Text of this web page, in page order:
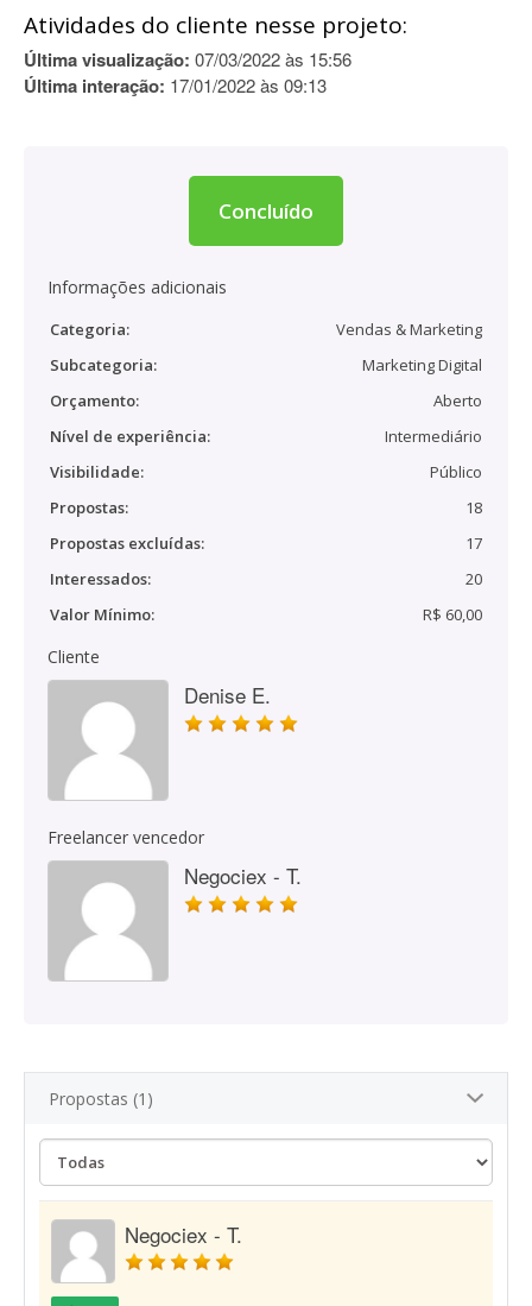
Atividades do cliente nesse projeto:
Última visualização: 07/03/2022 às 15:56
Última interação: 17/01/2022 às 09:13
Concluído
Informações adicionais
Categoria:
Vendas & Marketing
Subcategoria:
Marketing Digital
Orçamento:
Aberto
Nível de experiência:
Intermediário
Visibilidade:
Público
Propostas:
18
Propostas excluídas:
17
Interessados:
20
Valor Mínimo:
R$ 60,00
Cliente
Denise E.
Freelancer vencedor
Negociex - T.
Propostas (1)
Negociex - T.